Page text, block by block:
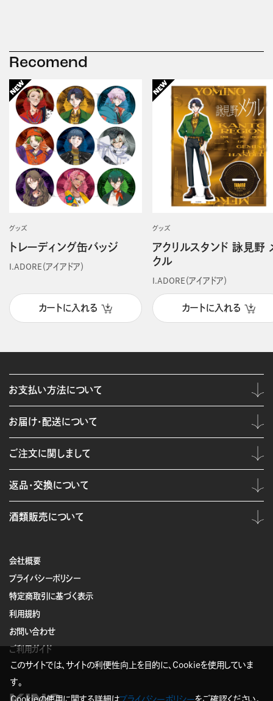
Recomend
グッズ
トレーディング缶バッジ
I.ADORE（アイアドア）
カートに入れる
グッズ
アクリルスタンド 詠見野
クル
I.ADORE（アイアドア）
カートに入れる
会社概要
プライバシーポリシー
特定商取引に基づく表示
利用規約
お問い合わせ
ご利用ガイド
お支払い方法について
お届け・配送について
ご注文に関しまして
返品・交換について
酒類販売について
このサイトでは、サイトの利便性向上を目的に、Cookieを使用していま
す。